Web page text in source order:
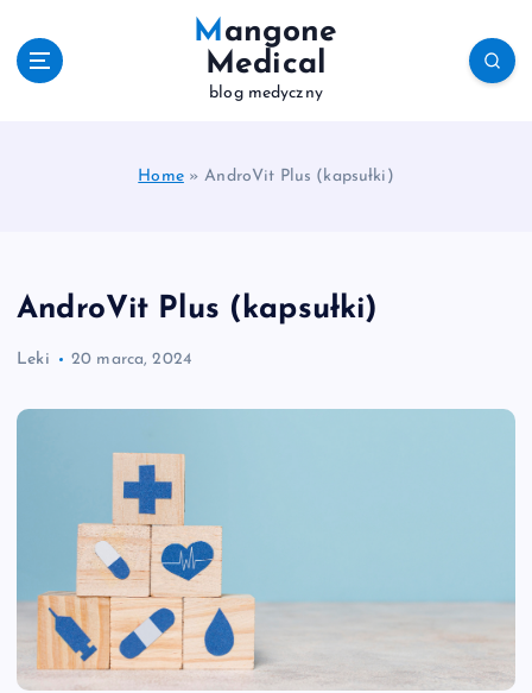
Mangone
Medical
blog medyczny
Home»AndroVit Plus (kapsułki)
AndroVit Plus (kapsułki)
Leki 20 marca, 2024